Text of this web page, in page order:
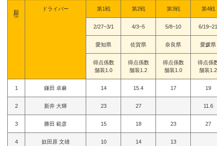
ドライバー 第1戦 第2戦 第3戦 第4戦
2/27~3/1 4/3~5 5/8~10 6/19~21
愛知県 佐賀県 奈良県 愛媛県
得点係数
舗装1.0
得点係数
舗装1.2
得点係数
舗装1.0
得点係
舗装1.2
1 鎌田 卓麻 14 15.4 17 19
2 新井 大輝 23 27 11.6
3 勝田 範彦 15 18 23 27
4 奴田原 文雄 10 14 13